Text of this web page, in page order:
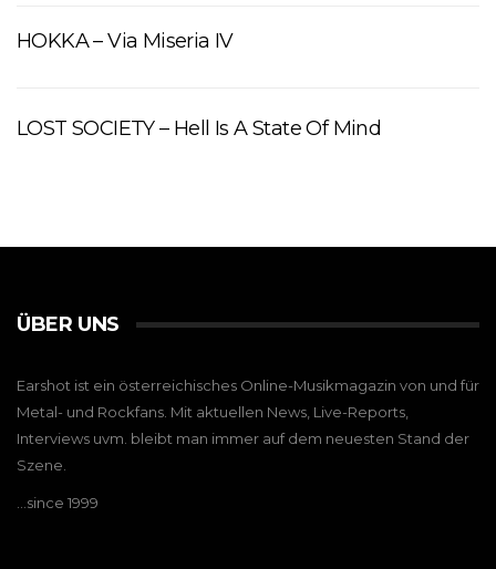
HOKKA – Via Miseria IV
LOST SOCIETY – Hell Is A State Of Mind
ÜBER UNS
Earshot ist ein österreichisches Online-Musikmagazin von und für
Metal- und Rockfans. Mit aktuellen News, Live-Reports,
Interviews uvm. bleibt man immer auf dem neuesten Stand der
Szene.
…since 1999